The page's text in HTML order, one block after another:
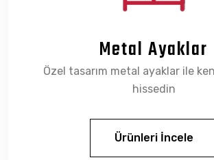
Metal Ayaklar
Özel tasarım metal ayaklar ile
hissedin
Ürünleri İncele